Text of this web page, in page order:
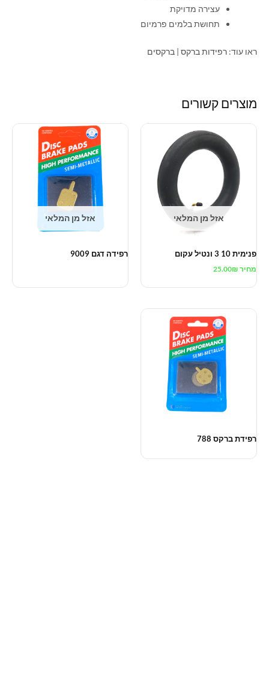
עצירה מדויקת
תחושת בלמים פרמיום
ראו עוד: רפידות ברקס | ברקסים
מוצרים קשורים
אזל מן המלאי
פנימית 10 3 ונטיל עקום
מחיר 25.00₪
אזל מן המלאי
רפידה דגם 9009
רפידת ברקס 788